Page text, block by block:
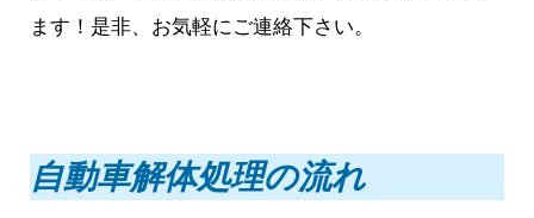
ます！是非、お気軽にご連絡下さい。
自動車解体処理の流れ